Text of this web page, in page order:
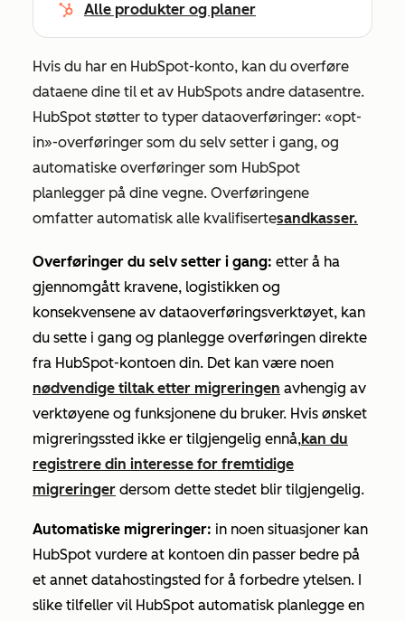
Alle produkter og planer
Hvis du har en HubSpot-konto, kan du overføre
dataene dine til et av HubSpots andre datasentre.
HubSpot støtter to typer dataoverføringer: «opt-
in»-overføringer som du selv setter i gang, og
automatiske overføringer som HubSpot
planlegger på dine vegne. Overføringene
omfatter automatisk alle kvalifisertesandkasser.
Overføringer du selv setter i gang: etter å ha
gjennomgått kravene, logistikken og
konsekvensene av dataoverføringsverktøyet, kan
du sette i gang og planlegge overføringen direkte
fra HubSpot-kontoen din. Det kan være noen
nødvendige tiltak etter migreringen avhengig av
verktøyene og funksjonene du bruker. Hvis ønsket
migreringssted ikke er tilgjengelig ennå,kan du
registrere din interesse for fremtidige
migreringer dersom dette stedet blir tilgjengelig.
Automatiske migreringer: in noen situasjoner kan
HubSpot vurdere at kontoen din passer bedre på
et annet datahostingsted for å forbedre ytelsen. I
slike tilfeller vil HubSpot automatisk planlegge en